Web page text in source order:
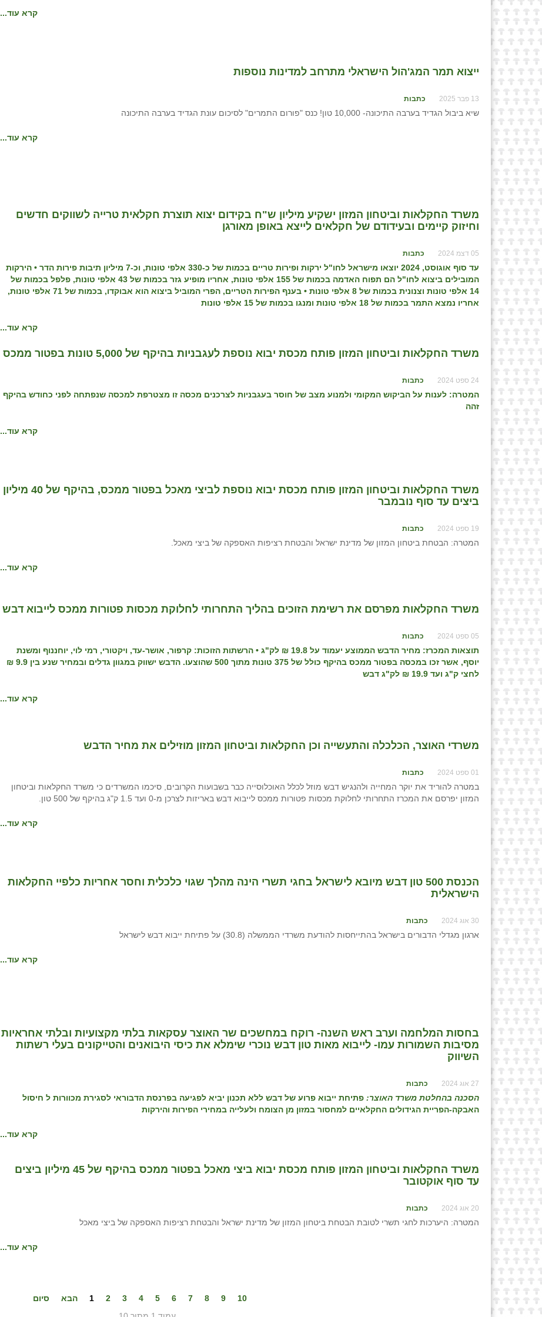
קרא עוד...
ייצוא תמר המג'הול הישראלי מתרחב למדינות נוספות
13 פבר 2025 כתבות
שיא ביבול הגדיד בערבה התיכונה- 10,000 טון! כנס "פורום התמרים" לסיכום עונת הגדיד בערבה התיכונה
קרא עוד...
משרד החקלאות וביטחון המזון ישקיע מיליון ש"ח בקידום יצוא תוצרת חקלאית טרייה לשווקים חדשים
וחיזוק קיימים ובעידודם של חקלאים לייצא באופן מאורגן
05 דצמ 2024 כתבות
עד סוף אוגוסט, 2024 יוצאו מישראל לחו"ל ירקות ופירות טריים בכמות של כ-330 אלפי טונות, וכ-7 מיליון תיבות פירות הדר • הירקות
המובילים ביצוא לחו"ל הם תפוח האדמה בכמות של 155 אלפי טונות, אחריו מופיע גזר בכמות של 43 אלפי טונות, פלפל בכמות של
14 אלפי טונות וצנונית בכמות של 8 אלפי טונות
•
בענף הפירות הטריים, הפרי המוביל ביצוא הוא אבוקדו, בכמות של 71 אלפי טונות,
אחריו נמצא התמר בכמות של 18 אלפי טונות ומנגו בכמות של 15 אלפי טונות
קרא עוד...
משרד החקלאות וביטחון המזון פותח מכסת יבוא נוספת לעגבניות בהיקף של 5,000 טונות בפטור ממכס
24 ספט 2024 כתבות
המטרה: לענות על הביקוש המקומי ולמנוע מצב של חוסר בעגבניות לצרכנים מכסה זו מצטרפת למכסה שנפתחה לפני כחודש בהיקף
זהה
קרא עוד...
משרד החקלאות וביטחון המזון פותח מכסת יבוא נוספת לביצי מאכל בפטור ממכס, בהיקף של 40 מיליון
ביצים עד סוף נובמבר
19 ספט 2024 כתבות
המטרה: הבטחת ביטחון המזון של מדינת ישראל והבטחת רציפות האספקה של ביצי מאכל.
קרא עוד...
משרד החקלאות מפרסם את רשימת הזוכים בהליך התחרותי לחלוקת מכסות פטורות ממכס לייבוא דבש
05 ספט 2024 כתבות
תוצאות המכרז: מחיר הדבש הממוצע יעמוד על 19.8 ₪ לק"ג • הרשתות הזוכות: קרפור, אושר-עד, ויקטורי, רמי לוי, יוחננוף ומשנת
יוסף, אשר זכו במכסה בפטור ממכס בהיקף כולל של 375 טונות מתוך 500 שהוצעו. הדבש ישווק במגוון גדלים ובמחיר שנע בין 9.9 ₪
לחצי ק"ג ועד 19.9 ₪ לק"ג דבש
קרא עוד...
משרדי האוצר, הכלכלה והתעשייה וכן החקלאות וביטחון המזון מוזילים את מחיר הדבש
01 ספט 2024 כתבות
במטרה להוריד את יוקר המחייה ולהנגיש דבש מוזל לכלל האוכלוסייה כבר בשבועות הקרובים, סיכמו המשרדים כי משרד החקלאות וביטחון
המזון יפרסם את המכרז התחרותי לחלוקת מכסות פטורות ממכס לייבוא דבש באריזות לצרכן מ-0 ועד 1.5 ק"ג בהיקף של 500 טון.
קרא עוד...
הכנסת 500 טון דבש מיובא לישראל בחגי תשרי הינה מהלך שגוי כלכלית וחסר אחריות כלפיי החקלאות
הישראלית
30 אוג 2024 כתבות
ארגון מגדלי הדבורים בישראל בהתייחסות להודעת משרדי הממשלה (30.8) על פתיחת ייבוא דבש לישראל
קרא עוד...
בחסות המלחמה וערב ראש השנה- רוקח במחשכים שר האוצר עסקאות בלתי מקצועיות ובלתי אחראיות
מסיבות השמורות עמו- לייבוא מאות טון דבש נוכרי שימלא את כיסי היבואנים והטייקונים בעלי רשתות
השיווק
27 אוג 2024 כתבות
הסכנה בהחלטת משרד האוצר: פתיחת ייבוא פרוע של דבש ללא תכנון יביא לפגיעה בפרנסת הדבוראי לסגירת מכוורות ל חיסול
האבקה-הפריית הגידולים החקלאיים למחסור במזון מן הצומח ולעלייה במחירי הפירות והירקות
קרא עוד...
משרד החקלאות וביטחון המזון פותח מכסת יבוא ביצי מאכל בפטור ממכס בהיקף של 45 מיליון ביצים
עד סוף אוקטובר
20 אוג 2024 כתבות
המטרה: היערכות לחגי תשרי לטובת הבטחת ביטחון המזון של מדינת ישראל והבטחת רציפות האספקה של ביצי מאכל
קרא עוד...
1 2 3 4 5 6 7 8 9 10 הבא
סיום